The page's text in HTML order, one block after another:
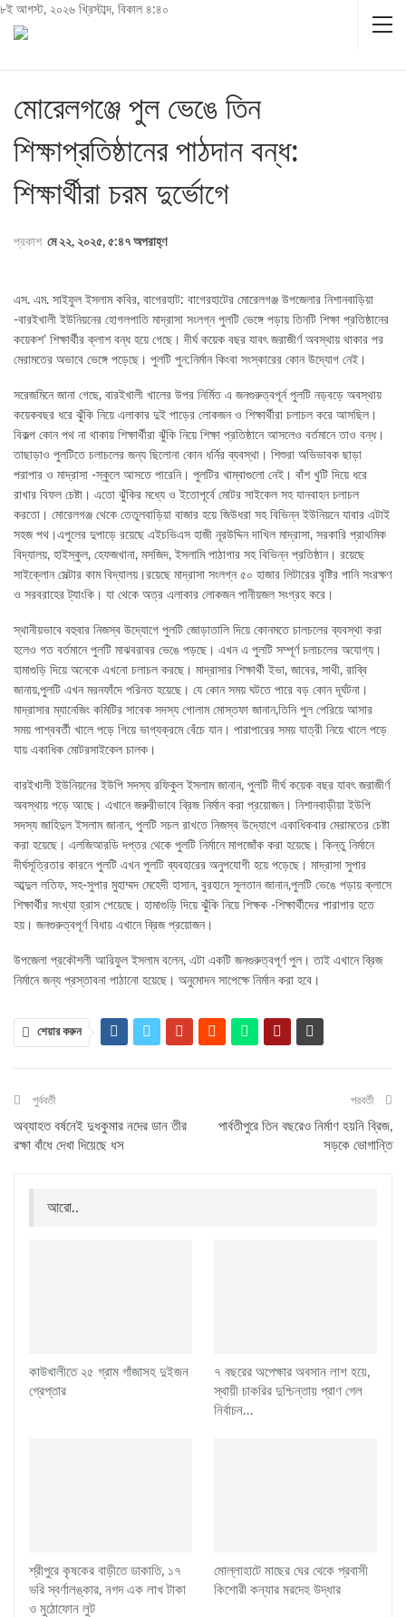
৮ই আগস্ট, ২০২৬ খ্রিস্টাব্দ, বিকাল ৪:৪০
মোরেলগঞ্জে পুল ভেঙে তিন
শিক্ষাপ্রতিষ্ঠানের পাঠদান বন্ধ:
শিক্ষার্থীরা চরম দুর্ভোগে
প্রকাশ মে ২২, ২০২৫, ৫:৪৭ অপরাহ্ণ
এস. এম. সাইফুল ইসলাম কবির, বাগেরহাট: বাগেরহাটের মোরেলগঞ্জ উপজেলার নিশানবাড়িয়া
-বারইখালী ইউনিয়নের হোগলপাতি মাদ্রাসা সংলগ্ন পুলটি ভেঙ্গে পড়ায় তিনটি শিক্ষা প্রতিষ্ঠানের
কয়েকশ’ শিক্ষার্থীর ক্লাশ বন্ধ হয়ে গেছে। দীর্ঘ কয়েক বছর যাবৎ জরাজীর্ণ অবস্থায় থাকার পর
মেরামতের অভাবে ভেঙ্গে পড়েছে। পুলটি পুন:নির্মান কিংবা সংস্কারের কোন উদ্যোগ নেই।
সরেজমিনে জানা গেছে, বারইখালী খালের উপর নির্মিত এ জনগুরুত্বপূর্ন পুলটি নড়বড়ে অবস্থায়
কয়েকবছর ধরে ঝুঁকি নিয়ে এলাকার দুই পাড়ের লোকজন ও শিক্ষার্থীরা চলাচল করে আসছিল।
বিকল্প কোন পথ না থাকায় শিক্ষার্থীরা ঝুঁকি নিয়ে শিক্ষা প্রতিষ্ঠানে আসলেও বর্তমানে তাও বন্ধ।
তাছাড়াও পুলটিতে চলাচলের জন্য ছিলোনা কোন ধর্নির ব্যবস্থা। শিশুরা অভিভাবক ছাড়া
পরাপার ও মাদ্রাসা -স্কুলে আসতে পারেনি। পুলটির খাম্বাগুলো নেই। বাঁশ খুটি দিয়ে ধরে
রাখার বিফল চেষ্টা। এতো ঝুঁকির মধ্যে ও ইতোপূর্বে মোটর সাইকেল সহ যানবাহন চলাচল
করতো। মোরেলগঞ্জ থেকে তেতুলবাড়িয়া বাজার হয়ে জিউধরা সহ বিভিন্ন ইউনিয়নে যাবার এটাই
সহজ পথ।এপুলের দুপাড়ে রয়েছে এইচভিএস হাজী নূরউদ্দিন দাখিল মাদ্রাসা, সরকারি প্রাথমিক
বিদ্যালয়, হাইস্কুল, হেফজখানা, মসজিদ, ইসলামি পাঠাগার সহ বিভিন্ন প্রতিষ্ঠান। রয়েছে
সাইক্লোন সেল্টার কাম বিদ্যালয়।রয়েছে মাদ্রাসা সংলগ্ন ৫০ হাজার লিটারের বৃষ্টির পানি সংরক্ষণ
ও সরবরাহের ট্যাংকি। যা থেকে অত্র এলাকার লোকজন পানীয়জল সংগ্রহ করে।
স্থানীয়ভাবে বহুবার নিজস্ব উদ্যোগে পুলটি জোড়াতালি দিয়ে কোনমতে চালচলের ব্যবস্থা করা
হলেও গত বর্তমানে পুলটি মাঝবরাবর ভেঙে পড়ছে। এখন এ পুলটি সম্পূর্ণ চলাচলের অযোগ্য।
হামাগুড়ি দিয়ে অনেকে এখনো চলাচল করছে। মাদ্রাসার শিক্ষার্থী ইভা, জাবের, সাথী, রাব্বি
জানায়,পুলটি এখন মরনফাঁদে পরিনত হয়েছে। যে কোন সময় ঘটতে পারে বড় কোন দূর্ঘটনা।
মাদ্রাসার ম্যানেজিং কমিটির সাবেক সদস্য গোলাম মোস্তফা জানান,তিনি পুল পেরিয়ে আসার
সময় পাশ্ববর্তী খালে পড়ে গিয়ে ভাগ্যক্রমে বেঁচে যান। পারাপারের সময় যাত্রী নিয়ে খালে পড়ে
যায় একাধিক মোটরসাইকেল চালক।
বারইখালী ইউনিয়নের ইউপি সদস্য রফিকুল ইসলাম জানান, পুলটি দীর্ঘ কয়েক বছর যাবৎ জরাজীর্ণ
অবস্থায় পড়ে আছে। এখানে জরুরীভাবে ব্রিজ নির্মান করা প্রয়োজন। নিশানবাড়ীয়া ইউপি
সদস্য জাহিদুল ইসলাম জানান, পুলটি সচল রাখতে নিজস্ব উদ্যোগে একাধিকবার মেরামতের চেষ্টা
করা হয়েছে। এলজিআরডি দপ্তর থেকে পুলটি নির্মানে মাপজোঁক করা হয়েছে। কিন্তু নির্মানে
দীর্ঘসূত্রিতার কারনে পুলটি এখন পুলটি ব্যবহারের অনুপযোগী হয়ে পড়েছে। মাদ্রাসা সুপার
আব্দুল লতিফ, সহ-সুপার মুহাম্মদ মেহেদী হাসান, বুরহানে সুলতান জানান,পুলটি ভেঙে পড়ায় ক্লাসে
শিক্ষার্থীর সংখ্যা হ্রাস পেয়েছে। হামাগুড়ি দিয়ে ঝুঁকি নিয়ে শিক্ষক -শিক্ষার্থীদের পারাপার হতে
হয়। জনগুরুত্বপূর্ণ বিধায় এখানে ব্রিজ প্রয়োজন।
উপজেলা প্রকৌশলী আরিফুল ইসলাম বলেন, এটা একটি জনগুরুত্বপূর্ণ পুল। তাই এখানে ব্রিজ
নির্মানে জন্য প্রস্তাবনা পাঠানো হয়েছে। অনুমোদন সাপেক্ষে নির্মান করা হবে।
শেয়ার করুন
পুর্ববর্তী
অব্যাহত বর্ষনেই দুধকুমার নদের ডান তীর
রক্ষা বাঁধে দেখা দিয়েছে ধস
পরবর্তী
পার্বতীপুরে তিন বছরেও নির্মাণ হয়নি ব্রিজ,
সড়কে ভোগান্তি
আরো..
কাউখালীতে ২৫ গ্রাম গাঁজাসহ দুইজন
গ্রেপ্তার
৭ বছরের অপেক্ষার অবসান লাশ হয়ে,
স্থায়ী চাকরির দুশ্চিন্তায় প্রাণ গেল
নির্বাচন…
শ্রীপুরে কৃষকের বাড়ীতে ডাকাতি, ১৭
ভরি স্বর্ণালঙ্কার, নগদ এক লাখ টাকা
ও মুঠোফোন লুট
মোল্লাহাটে মাছের ঘের থেকে প্রবাসী
কিশোরী কন্যার মরদেহ উদ্ধার